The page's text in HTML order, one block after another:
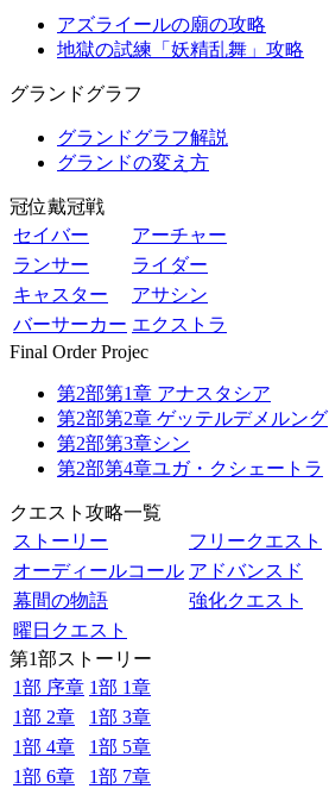
アズライールの廟の攻略
地獄の試練「妖精乱舞」攻略
グランドグラフ
グランドグラフ解説
グランドの変え方
冠位戴冠戦
セイバー
アーチャー
ランサー
ライダー
キャスター
アサシン
バーサーカー エクストラ
Final Order Projec
第2部第1章 アナスタシア
第2部第2章 ゲッテルデメルング
第2部第3章シン
第2部第4章ユガ・クシェートラ
クエスト攻略一覧
ストーリー
フリークエスト
オーディールコール アドバンスド
幕間の物語
強化クエスト
曜日クエスト
第1部ストーリー
1部 序章 1部 1章
1部 2章
1部 3章
1部 4章
1部 5章
1部 6章
1部 7章